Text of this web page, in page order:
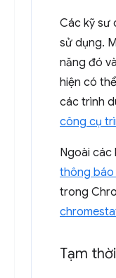
Các kỹ sư
sử dụng.
năng đó
hiện có
các trình
công cụ
Ngoài các
thông báo
trong
Tạm